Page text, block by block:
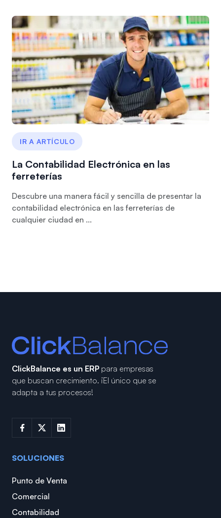
IR A ARTÍCULO
La Contabilidad Electrónica en las
ferreterías
Descubre una manera fácil y sencilla de presentar la
contabilidad electrónica en las ferreterías de
cualquier ciudad en ...
ClickBalance es un ERP para empresas
que buscan crecimiento. ¡El único que se
adapta a tus procesos!
SOLUCIONES
Punto de Venta
Comercial
Contabilidad